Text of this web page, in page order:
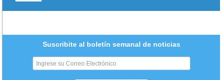
Suscribite al boletín semanal de noticias